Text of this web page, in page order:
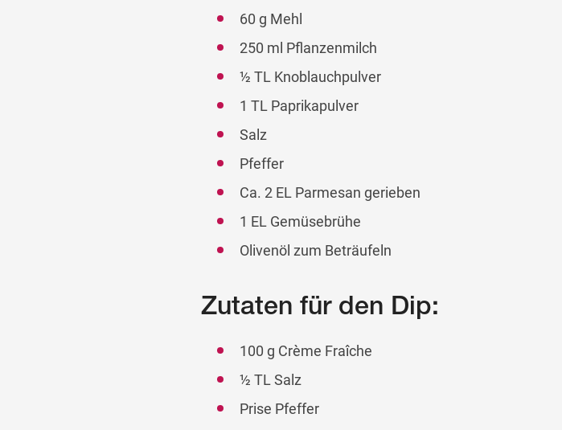
60 g Mehl
250 ml Pflanzenmilch
½ TL Knoblauchpulver
1 TL Paprikapulver
Salz
Pfeffer
Ca. 2 EL Parmesan gerieben
1 EL Gemüsebrühe
Olivenöl zum Beträufeln
Zutaten für den Dip:
100 g Crème Fraîche
½ TL Salz
Prise Pfeffer